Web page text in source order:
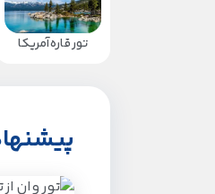
تور قاره آمریکا